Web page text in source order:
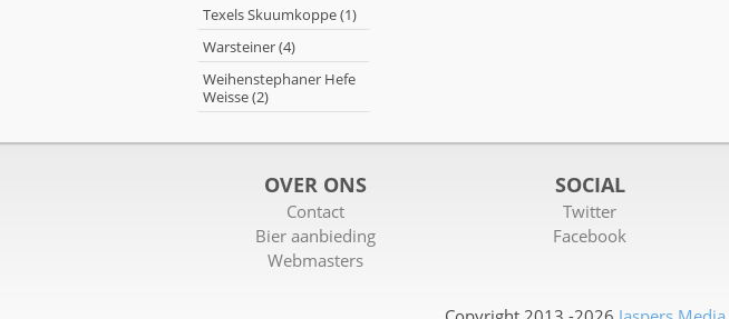
Texels Skuumkoppe (1)
Warsteiner (4)
Weihenstephaner Hefe
Weisse (2)
OVER ONS
Contact
Bier aanbieding
Webmasters
SOCIAL
Twitter
Facebook